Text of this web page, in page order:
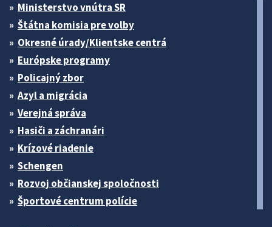
Ministerstvo vnútra SR
Štátna komisia pre volby
Okresné úrady/Klientske centrá
Európske programy
Policajný zbor
Azyl a migrácia
Verejná správa
Hasiči a záchranári
Krízové riadenie
Schengen
Rozvoj občianskej spoločnosti
Športové centrum polície